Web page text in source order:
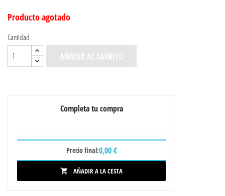
Producto agotado
Cantidad
AÑADIR AL CARRITO
Completa tu compra
Precio final:0,00 €
 AÑADIR A LA CESTA